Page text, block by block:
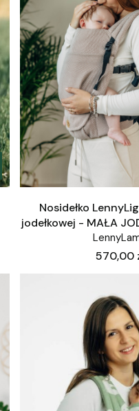
Nosidełko
jodełkowej - MAŁA
Cena
570,00